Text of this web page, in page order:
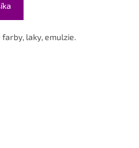
laky, emulzie.